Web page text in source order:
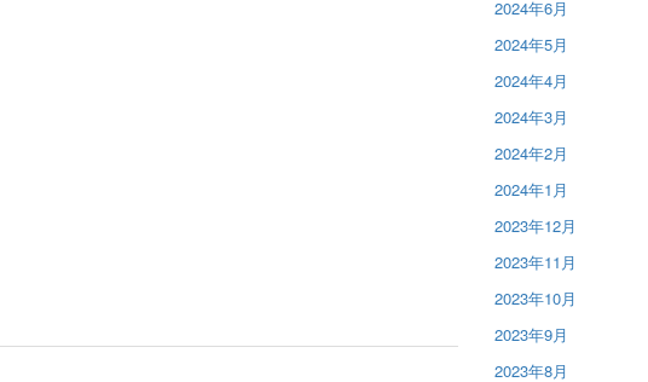
2024年6月
2024年5月
2024年4月
2024年3月
2024年2月
2024年1月
2023年12月
2023年11月
2023年10月
2023年9月
2023年8月